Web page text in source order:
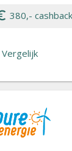
380,- cashback
Vergelijk